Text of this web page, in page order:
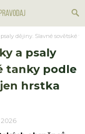
dějiny. Slavné sovětské
a psaly
tanky podle
hrstka